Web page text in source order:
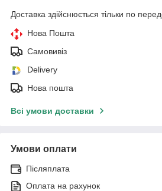
Доставка здійснюється тільки по
Нова Пошта
Самовивіз
Delivery
Нова пошта
Всі умови доставки
Умови оплати
Післяплата
Оплата на рахунок